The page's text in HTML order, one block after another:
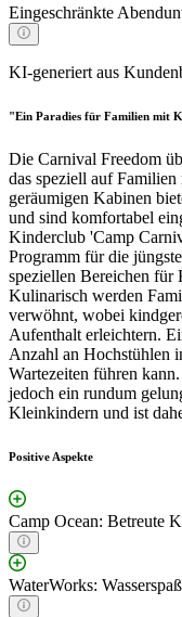
Eingeschränkte
KI-generiert aus
"Ein Paradies für Familien mit
Die Carnival Freedom
das speziell auf
geräumigen Kabinen
und sind komfortabel
Kinderclub 'Camp
Programm für die
speziellen Bereichen für
Kulinarisch werden
verwöhnt, wobei
Aufenthalt erleichtern.
Anzahl an Hochstühlen
Wartezeiten führen
jedoch ein rundum
Kleinkindern und ist
Positive Aspekte
Camp Ocean: Betreute
WaterWorks: